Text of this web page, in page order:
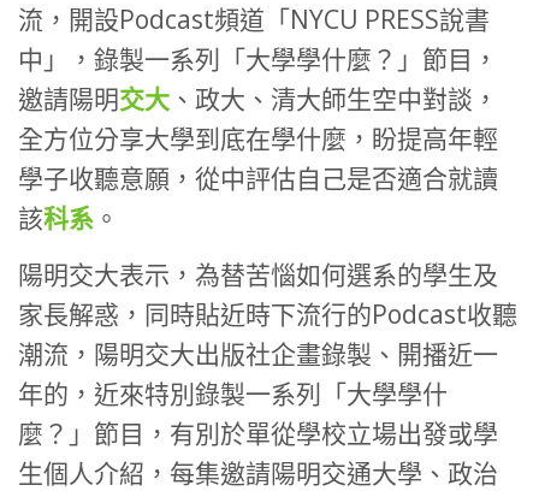
流，開設Podcast頻道「NYCU PRESS說書
中」，錄製一系列「大學學什麼？」節目，
邀請陽明交大 、政大、清大師生空中對談，
全方位分享大學到底在學什麼，盼提高年輕
學子收聽意願，從中評估自己是否適合就讀
該科系 。
陽明交大表示，為替苦惱如何選系的學生及
家長解惑，同時貼近時下流行的Podcast收聽
潮流，陽明交大出版社企畫錄製、開播近一
年的，近來特別錄製一系列「大學學什
麼？」節目，有別於單從學校立場出發或學
生個人介紹，每集邀請陽明交通大學、政治